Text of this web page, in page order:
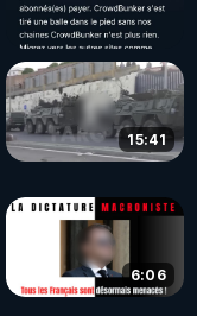
15:41
6:06